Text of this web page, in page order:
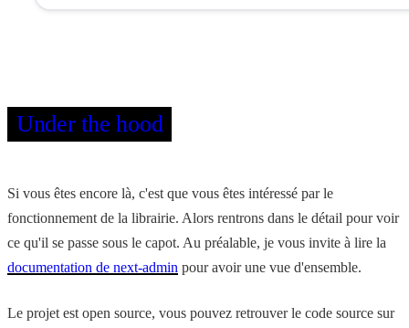
Under the hood
Si vous êtes encore là, c'est que vous êtes intéressé par le
fonctionnement de la librairie. Alors rentrons dans le détail pour voir
ce qu'il se passe sous le capot. Au préalable, je vous invite à lire la
documentation de next-admin pour avoir une vue d'ensemble.
Le projet est open source, vous pouvez retrouver le code source sur